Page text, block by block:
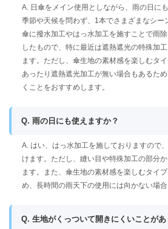
A. 日傘をメイン使用としながら、雨の日に
季節や天候を問わず、1本でさまざまなシー
傘に撥水加工やはっ水加工を施すことで雨
したもので、特に最近は遮熱遮光の特殊加
ます。ただし、傘生地の素材感を楽しむタ
あったり遮熱遮光加工が無い場合もあるた
くことをおすすめします。
Q. 雨の日にも使えますか？
A. はい、はっ水加工を施しておりますので
けます。ただし、縫い目や特殊加工の部分
ます。また、傘生地の素材感を楽しむタイ
め、長時間の雨天下の使用には向かない場合
Q. 生地がくっついて開きにくいことが